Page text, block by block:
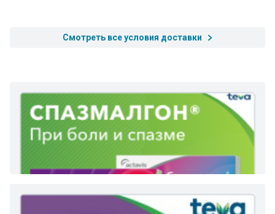
Смотреть все условия доставки